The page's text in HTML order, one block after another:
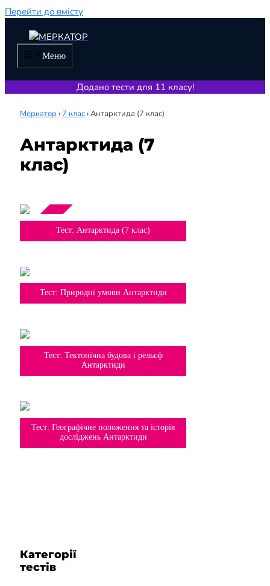
Перейти до вмісту
Меню
Додано тести для 11 класу!
Меркатор ›7 клас›Антарктида (7 клас)
Антарктида (7
клас)
Тема Тест: Антарктида (7 клас)
7 клас
Тест: Природні умови Антарктиди
Тест: Тектонічна будова і рельєф
Антарктиди
Тест: Географічне положення та історія
досліджень Антарктиди
Категорії
тестів